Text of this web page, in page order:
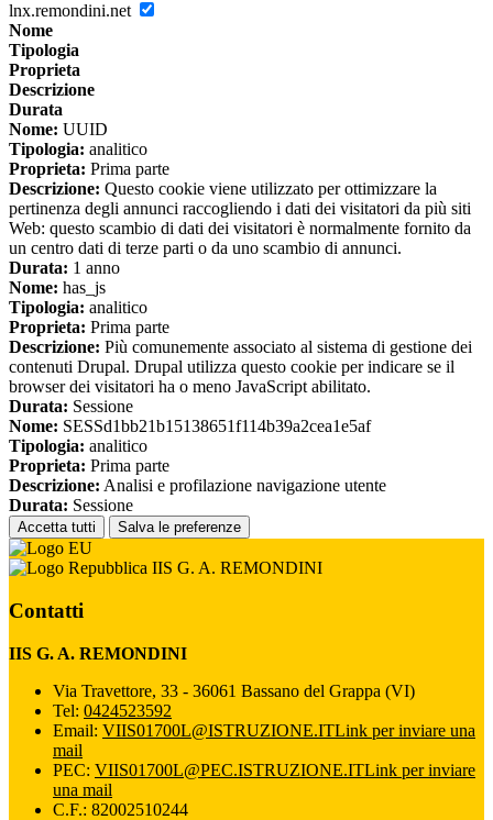
lnx.remondini.net
Nome
Tipologia
Proprieta
Descrizione
Durata
Nome: UUID
Tipologia: analitico
Proprieta: Prima parte
Descrizione: Questo cookie viene utilizzato per ottimizzare la
pertinenza degli annunci raccogliendo i dati dei visitatori da più siti
Web: questo scambio di dati dei visitatori è normalmente fornito da
un centro dati di terze parti o da uno scambio di annunci.
Durata: 1 anno
Nome: has_js
Tipologia: analitico
Proprieta: Prima parte
Descrizione: Più comunemente associato al sistema di gestione dei
contenuti Drupal. Drupal utilizza questo cookie per indicare se il
browser dei visitatori ha o meno JavaScript abilitato.
Durata: Sessione
Nome: SESSd1bb21b15138651f114b39a2cea1e5af
Tipologia: analitico
Proprieta: Prima parte
Descrizione: Analisi e profilazione navigazione utente
Durata: Sessione
Accetta tutti Salva le preferenze
IIS G. A. REMONDINI
Contatti
IIS G. A. REMONDINI
Via Travettore, 33 - 36061 Bassano del Grappa (VI)
Tel: 0424523592
Email: VIIS01700L@ISTRUZIONE.ITLink per inviare una
mail
PEC: VIIS01700L@PEC.ISTRUZIONE.ITLink per inviare
una mail
C.F.: 82002510244